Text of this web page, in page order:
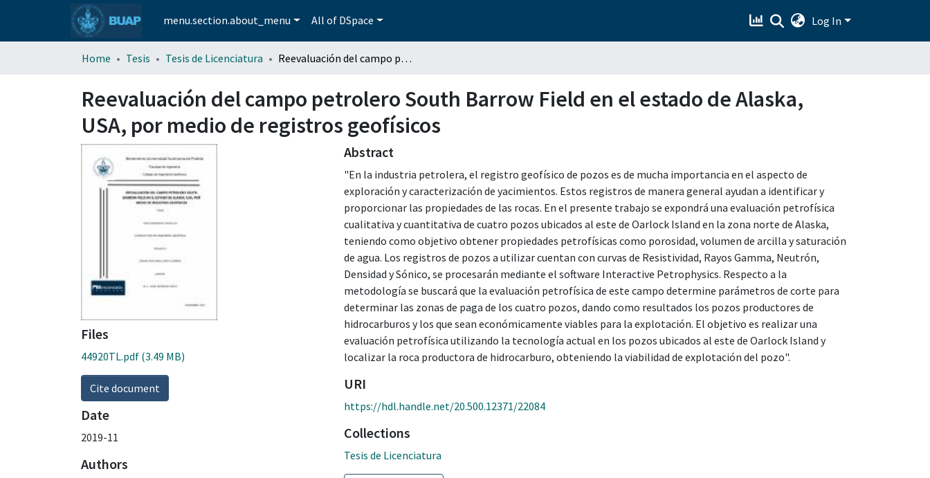
menu.section.about_menu All of DSpace Log In
Home Tesis Tesis de Licenciatura Reevaluación del campo petrolero South Barrow Field en el estado de Alaska, USA, por medio de registros geofísicos
Reevaluación del campo petrolero South Barrow Field en el estado de Alaska,
USA, por medio de registros geofísicos
Files
44920TL.pdf (3.49 MB)
Cite document
Date
2019-11
Authors
Abstract
"En la industria petrolera, el registro geofísico de pozos es de mucha importancia en el aspecto de
exploración y caracterización de yacimientos. Estos registros de manera general ayudan a identificar y
proporcionar las propiedades de las rocas. En el presente trabajo se expondrá una evaluación petrofísica
cualitativa y cuantitativa de cuatro pozos ubicados al este de Oarlock Island en la zona norte de Alaska,
teniendo como objetivo obtener propiedades petrofísicas como porosidad, volumen de arcilla y saturación
de agua. Los registros de pozos a utilizar cuentan con curvas de Resistividad, Rayos Gamma, Neutrón,
Densidad y Sónico, se procesarán mediante el software Interactive Petrophysics. Respecto a la
metodología se buscará que la evaluación petrofísica de este campo determine parámetros de corte para
determinar las zonas de paga de los cuatro pozos, dando como resultados los pozos productores de
hidrocarburos y los que sean económicamente viables para la explotación. El objetivo es realizar una
evaluación petrofísica utilizando la tecnología actual en los pozos ubicados al este de Oarlock Island y
localizar la roca productora de hidrocarburo, obteniendo la viabilidad de explotación del pozo".
URI
https://hdl.handle.net/20.500.12371/22084
Collections
Tesis de Licenciatura